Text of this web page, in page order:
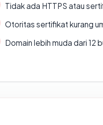
Tidak ada HTTPS atau
Otoritas sertifikat kurang
Domain lebih muda dari 12